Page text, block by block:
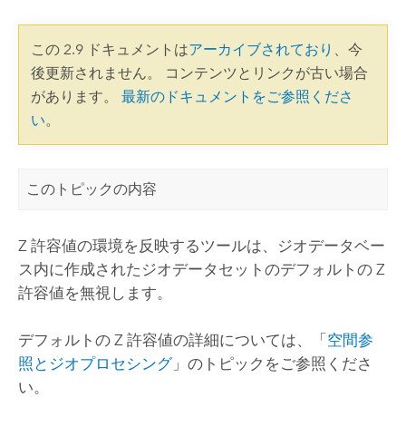
この 2.9 ドキュメントはアーカイブされており
、今
後更新されません。 コンテンツとリンクが古い場合
があります。 最新のドキュメントをご参照くださ
い。
このトピックの内容
Z 許容値の環境を反映するツールは、ジオデータベー
ス内に作成されたジオデータセットのデフォルトの Z
許容値を無視します。
デフォルトの Z 許容値の詳細については、「 空間参
照とジオプロセシング」のトピックをご参照くださ
い。